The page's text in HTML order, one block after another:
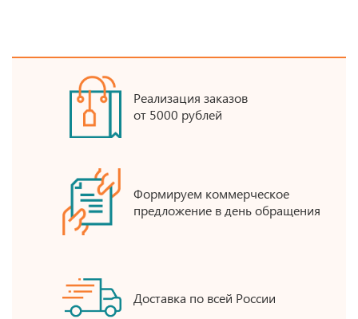
Реализация заказов
от 5000 рублей
Формируем коммерческое
предложение в день обращения
Доставка по всей России